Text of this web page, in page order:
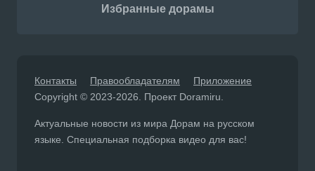
Избранные дорамы
Контакты Правообладателям
Приложение
Copyright © 2023-2026. Проект Doramiru.
Актуальные новости из мира Дорам на русском
языке. Специальная подборка видео для вас!